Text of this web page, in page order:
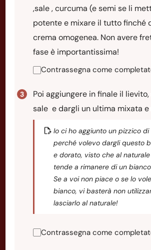
,sale , curcuma (e semi se li
potente e mixare il tutto finché
crema omogenea. Non avere
fase è importantissima!
Contrassegna come
Poi aggiungere in finale il
sale e dargli un ultima mixata e
Io ci ho aggiunto un pizzico
perché volevo dargli questo
e dorato, visto che al
tende a rimanere di un
Se a voi non piace o se lo
bianco, vi basterà non
lasciarlo al naturale!
Contrassegna come